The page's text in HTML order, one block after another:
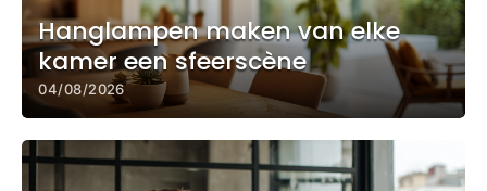
Hanglampen maken van elke
kamer een sfeerscène
04/08/2026